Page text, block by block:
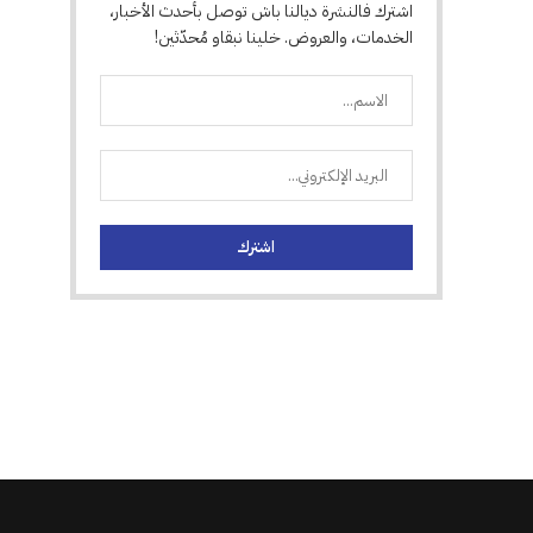
اشترك فالنشرة ديالنا باش توصل بأحدث الأخبار،
الخدمات، والعروض. خلينا نبقاو مُحدّثين!